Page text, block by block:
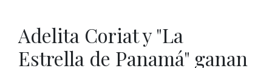
Adelita Coriat y "La
Estrella de Panamá" ganan